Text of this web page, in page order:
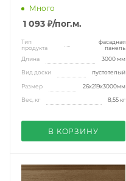
дерево
Много
1 093 ₽/пог.м.
Тип
продукта
фасадная
панель
Длина
3000 мм
Вид доски пустотелый
Размер 26x219x3000мм
Вес, кг 8,55 кг
В КОРЗИНУ